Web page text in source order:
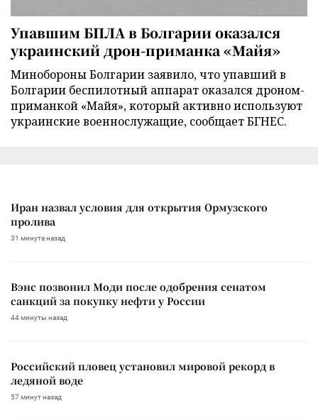
Упавшим БПЛА в Болгарии оказался
украинский дрон-приманка «Майя»
Минобороны Болгарии заявило, что упавший в
Болгарии беспилотный аппарат оказался дроном-
приманкой «Майя», который активно используют
украинские военнослужащие, сообщает БГНЕС.
Иран назвал условия для открытия Ормузского
пролива
31 минута назад
Вэнс позвонил Моди после одобрения сенатом
санкций за покупку нефти у России
44 минуты назад
Российский пловец установил мировой рекорд в
ледяной воде
57 минут назад